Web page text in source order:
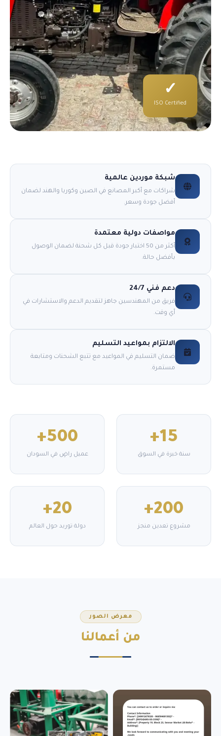
✓
ISO Certified
شبكة موردين عالمية
شراكات مع أكبر المصانع في الصين وكوريا والهند لضمان
أفضل جودة وسعر.
مواصفات دولية معتمدة
أكثر من 50 اختبار جودة قبل كل شحنة لضمان الوصول
بأفضل حالة.
دعم فني 24/7
فريق من المهندسين جاهز لتقديم الدعم والاستشارات في
أي وقت.
الالتزام بمواعيد التسليم
ضمان التسليم في المواعيد مع تتبع الشحنات ومتابعة
مستمرة.
15+
سنة خبرة في السوق
500+
عميل راضٍ في السودان
200+
مشروع تعدين منجز
20+
دولة توريد حول العالم
معرض الصور
من أعمالنا